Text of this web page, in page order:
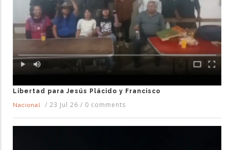
Libertad para Jesús Plácido y Francisco
Nacional
/ 23 Jul 26 / 0 comments